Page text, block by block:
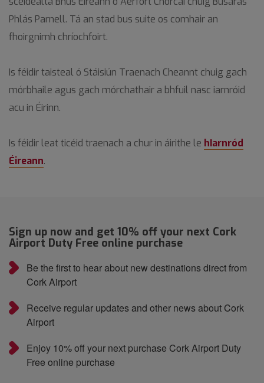
Phlás Parnell. Tá an stad bus suite os comhair an
fhoirgnimh chríochfoirt.
Is féidir taisteal ó Stáisiún Traenach Cheannt chuig gach
mórbhaile agus gach mórchathair a bhfuil nasc iarnróid
acu in Éirinn.
Is féidir leat ticéid traenach a chur in áirithe le hIarnród
Éireann.
Sign up now and get 10% off your next Cork
Airport Duty Free online purchase
Be the first to hear about new destinations direct from
Cork Airport
Receive regular updates and other news about Cork
Airport
Enjoy 10% off your next purchase Cork Airport Duty
Free online purchase